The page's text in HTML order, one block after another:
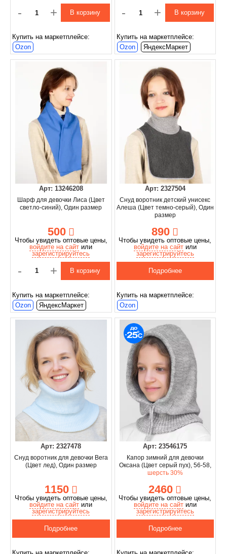
- + В корзину
Купить на маркетплейсе:
Ozon
- + В корзину
Купить на маркетплейсе:
Ozon
ЯндексМаркет
Арт: 13246208
Шарф для девочки Лиса (Цвет
светло-синий), Один размер
500
Чтобы увидеть оптовые цены,
войдите на сайт или
зарегистрируйтесь
- + В корзину
Купить на маркетплейсе:
Ozon
ЯндексМаркет
Арт: 2327504
Снуд воротник детский унисекс
Алеша (Цвет темно-серый), Один
размер
890
Чтобы увидеть оптовые цены,
войдите на сайтили
зарегистрируйтесь
Подробнее
Купить на маркетплейсе:
Ozon
Арт: 2327478
Снуд воротник для девочки Вега
(Цвет лед), Один размер
1150
Чтобы увидеть оптовые цены,
войдите на сайт или
зарегистрируйтесь
Подробнее
Арт: 23546175
Капор зимний для девочки
Оксана (Цвет серый пух), 56-58,
шерсть 30%
2460
Чтобы увидеть оптовые цены,
войдите на сайтили
зарегистрируйтесь
Подробнее